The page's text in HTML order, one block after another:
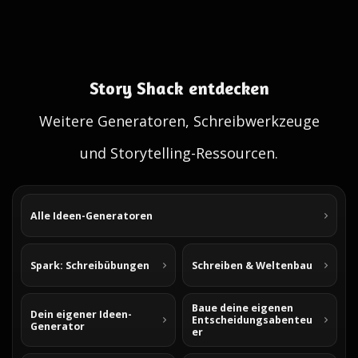
Story Shack entdecken
Weitere Generatoren, Schreibwerkzeuge
und Storytelling-Ressourcen.
Alle Ideen-Generatoren
Spark: Schreibübungen Schreiben & Weltenbau
Dein eigener Ideen-
Generator
Baue deine eigenen
Entscheidungsabenteu
er